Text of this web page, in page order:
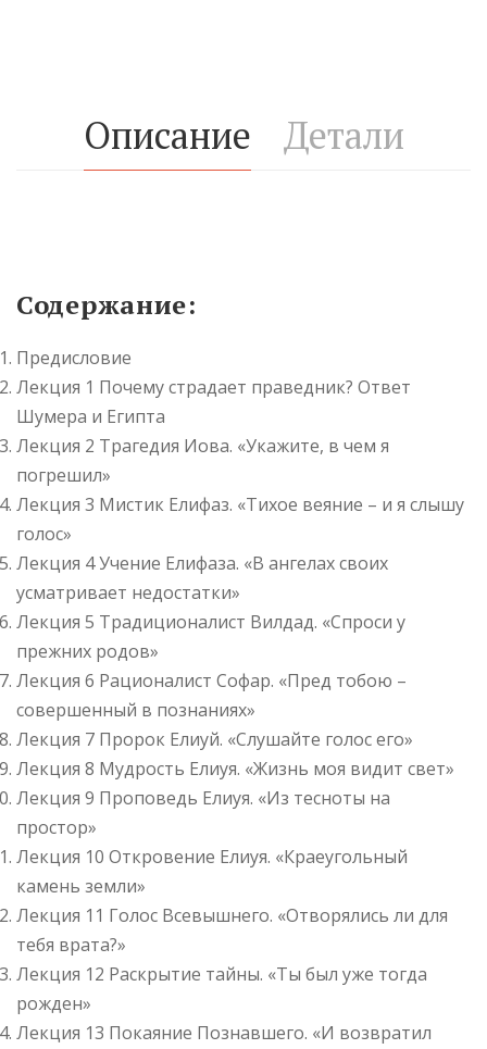
Описание Детали
Содержание:
Предисловие
Лекция 1 Почему страдает праведник? Ответ
Шумера и Египта
Лекция 2 Трагедия Иова. «Укажите, в чем я
погрешил»
Лекция 3 Мистик Елифаз. «Тихое веяние – и я слышу
голос»
Лекция 4 Учение Елифаза. «В ангелах своих
усматривает недостатки»
Лекция 5 Традиционалист Вилдад. «Спроси у
прежних родов»
Лекция 6 Рационалист Софар. «Пред тобою –
совершенный в познаниях»
Лекция 7 Пророк Елиуй. «Слушайте голос его»
Лекция 8 Мудрость Елиуя. «Жизнь моя видит свет»
Лекция 9 Проповедь Елиуя. «Из тесноты на
простор»
Лекция 10 Откровение Елиуя. «Краеугольный
камень земли»
Лекция 11 Голос Всевышнего. «Отворялись ли для
тебя врата?»
Лекция 12 Раскрытие тайны. «Ты был уже тогда
рожден»
Лекция 13 Покаяние Познавшего. «И возвратил